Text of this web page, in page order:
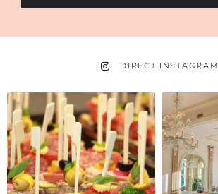
DIRECT INSTAGRAM